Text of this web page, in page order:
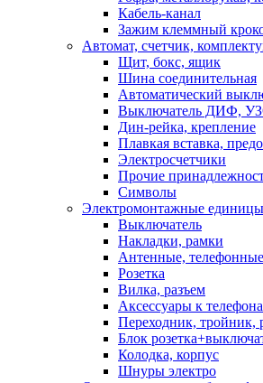
Кабель-канал
Зажим клеммный
Автомат, счетчик,
Щит, бокс, ящик
Шина соединительная
Автоматический
Выключатель ДИФ,
Дин-рейка, крепление
Плавкая вставка,
Электросчетчики
Прочие
Символы
Электромонтажные единицы
Выключатель
Накладки, рамки
Антенные,
Розетка
Вилка, разъем
Аксессуары к
Переходник, тройник,
Блок
Колодка, корпус
Шнуры электро